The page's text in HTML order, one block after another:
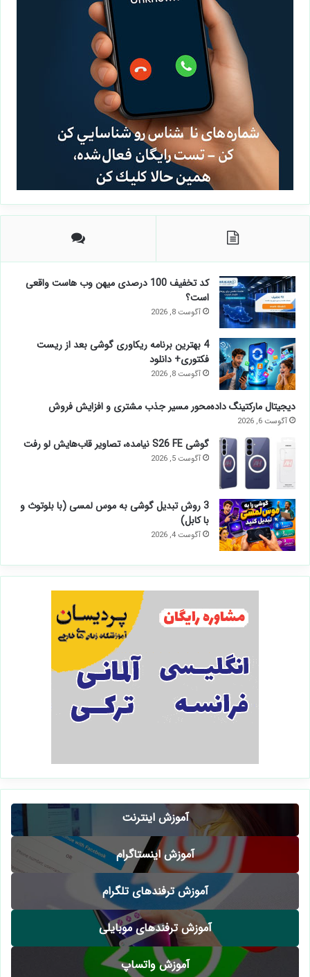
کد تخفیف 100 درصدی میهن وب هاست واقعی
است؟
آگوست 8, 2026
4 بهترین برنامه ریکاوری گوشی بعد از ریست
فکتوری+ دانلود
آگوست 8, 2026
دیجیتال مارکتینگ داده‌محور مسیر جذب مشتری و افزایش فروش
آگوست 6, 2026
گوشی S26 FE نیامده، تصاویر قاب‌هایش لو رفت
آگوست 5, 2026
3 روش تبدیل گوشی به موس لمسی (با بلوتوث و
با کابل)
آگوست 4, 2026
آموزش اینترنت
آموزش اینستاگرام
آموزش ترفندهای تلگرام
آموزش ترفندهای موبایلی
آموزش واتساپ